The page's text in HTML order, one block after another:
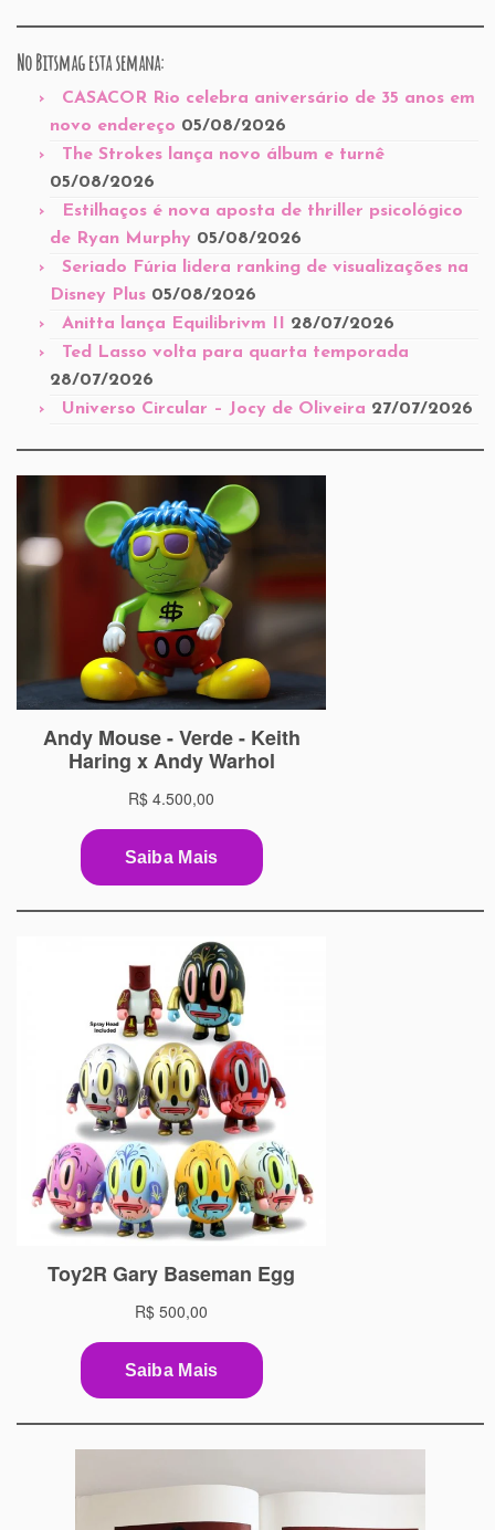
No Bitsmag esta semana:
CASACOR Rio celebra aniversário de 35 anos em
novo endereço 05/08/2026
The Strokes lança novo álbum e turnê
05/08/2026
Estilhaços é nova aposta de thriller psicológico
de Ryan Murphy 05/08/2026
Seriado Fúria lidera ranking de visualizações na
Disney Plus 05/08/2026
Anitta lança Equilibrivm II
28/07/2026
Ted Lasso volta para quarta temporada
28/07/2026
Universo Circular – Jocy de Oliveira 27/07/2026